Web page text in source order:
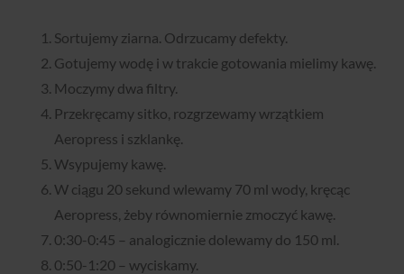
Sortujemy ziarna. Odrzucamy defekty.
Gotujemy wodę i w trakcie gotowania mielimy kawę.
Moczymy dwa filtry.
Przekręcamy sitko, rozgrzewamy wrzątkiem
Aeropress i szklankę.
Wsypujemy kawę.
W ciągu 20 sekund wlewamy 70 ml wody, kręcąc
Aeropress, żeby równomiernie zmoczyć kawę.
0:30-0:45 – analogicznie dolewamy do 150 ml.
0:50-1:20 – wyciskamy.